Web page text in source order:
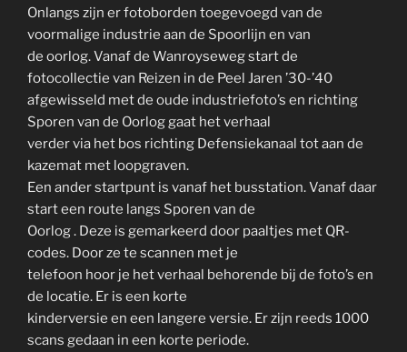
Onlangs zijn er fotoborden toegevoegd van de
voormalige industrie aan de Spoorlijn en van
de oorlog. Vanaf de Wanroyseweg start de
fotocollectie van Reizen in de Peel Jaren ’30-’40
afgewisseld met de oude industriefoto’s en richting
Sporen van de Oorlog gaat het verhaal
verder via het bos richting Defensiekanaal tot aan de
kazemat met loopgraven.
Een ander startpunt is vanaf het busstation. Vanaf daar
start een route langs Sporen van de
Oorlog . Deze is gemarkeerd door paaltjes met QR-
codes. Door ze te scannen met je
telefoon hoor je het verhaal behorende bij de foto’s en
de locatie. Er is een korte
kinderversie en een langere versie. Er zijn reeds 1000
scans gedaan in een korte periode.